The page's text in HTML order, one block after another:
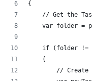
{
// Get the
var folder =
if (folder !=
    {
// Create